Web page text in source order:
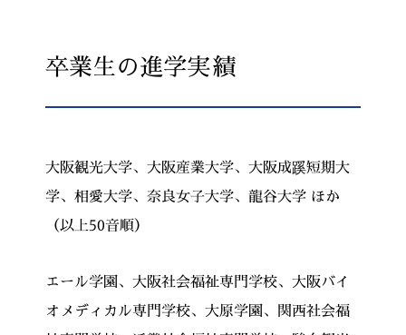
卒業生の進学実績
大阪観光大学、大阪産業大学、大阪成蹊短期大
学、相愛大学、奈良女子大学、龍谷大学 ほか
（以上50音順）
エール学園、大阪社会福祉専門学校、大阪バイ
オメディカル専門学校、大原学園、関西社会福